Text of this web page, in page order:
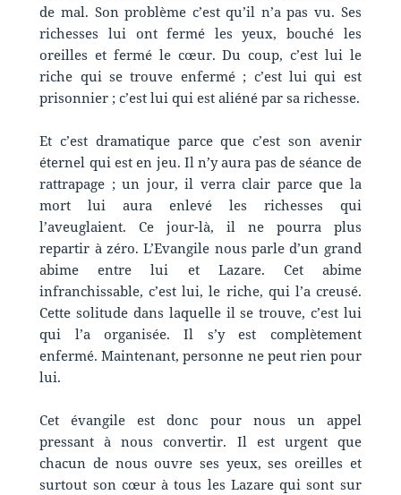
de mal. Son problème c’est qu’il n’a pas vu. Ses
richesses lui ont fermé les yeux, bouché les
oreilles et fermé le cœur. Du coup, c’est lui le
riche qui se trouve enfermé ; c’est lui qui est
prisonnier ; c’est lui qui est aliéné par sa richesse.
Et c’est dramatique parce que c’est son avenir
éternel qui est en jeu. Il n’y aura pas de séance de
rattrapage ; un jour, il verra clair parce que la
mort lui aura enlevé les richesses qui
l’aveuglaient. Ce jour-là, il ne pourra plus
repartir à zéro. L’Evangile nous parle d’un grand
abime entre lui et Lazare. Cet abime
infranchissable, c’est lui, le riche, qui l’a creusé.
Cette solitude dans laquelle il se trouve, c’est lui
qui l’a organisée. Il s’y est complètement
enfermé. Maintenant, personne ne peut rien pour
lui.
Cet évangile est donc pour nous un appel
pressant à nous convertir. Il est urgent que
chacun de nous ouvre ses yeux, ses oreilles et
surtout son cœur à tous les Lazare qui sont sur